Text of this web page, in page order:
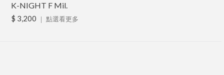
K-NIGHT F Mil.
$ 3,200 ｜ 點選看更多